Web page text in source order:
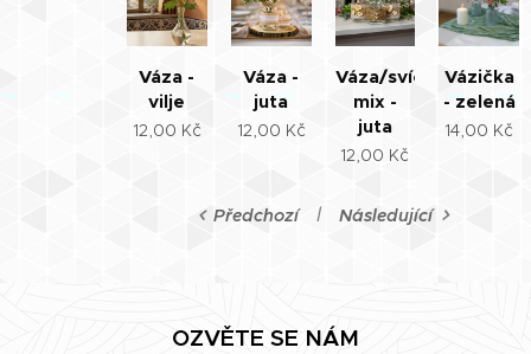
Váza -
vilje
12,00 Kč
Váza -
juta
12,00 Kč
Váza/svícen
mix -
juta
12,00 Kč
Vázička
- zelená
14,00 Kč
Předchozí Následující
OZVĚTE SE NÁM